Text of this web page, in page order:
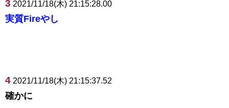
3 2021/11/18(木) 21:15:28.00
実質Fireやし
4 2021/11/18(木) 21:15:37.52
確かに